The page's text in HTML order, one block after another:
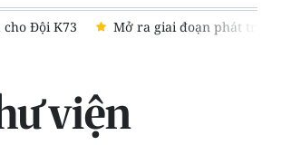
Nam-Australia Khánh Hòa: Tạo động
viện